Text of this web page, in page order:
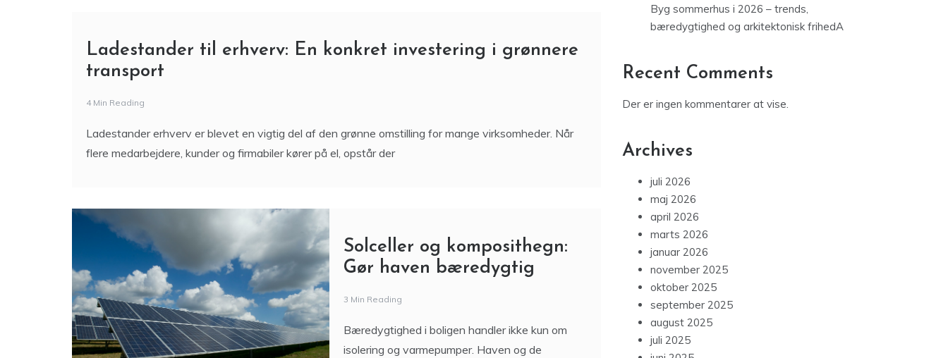
Ladestander til erhverv: En konkret investering i grønnere
transport
4 Min Reading
Ladestander erhverv er blevet en vigtig del af den grønne omstilling for mange virksomheder. Når
flere medarbejdere, kunder og firmabiler kører på el, opstår der
Solceller og komposithegn:
Gør haven bæredygtig
3 Min Reading
Bæredygtighed i boligen handler ikke kun om
isolering og varmepumper. Haven og de
Byg sommerhus i 2026 – trends,
bæredygtighed og arkitektonisk frihedA
Recent Comments
Der er ingen kommentarer at vise.
Archives
juli 2026
maj 2026
april 2026
marts 2026
januar 2026
november 2025
oktober 2025
september 2025
august 2025
juli 2025